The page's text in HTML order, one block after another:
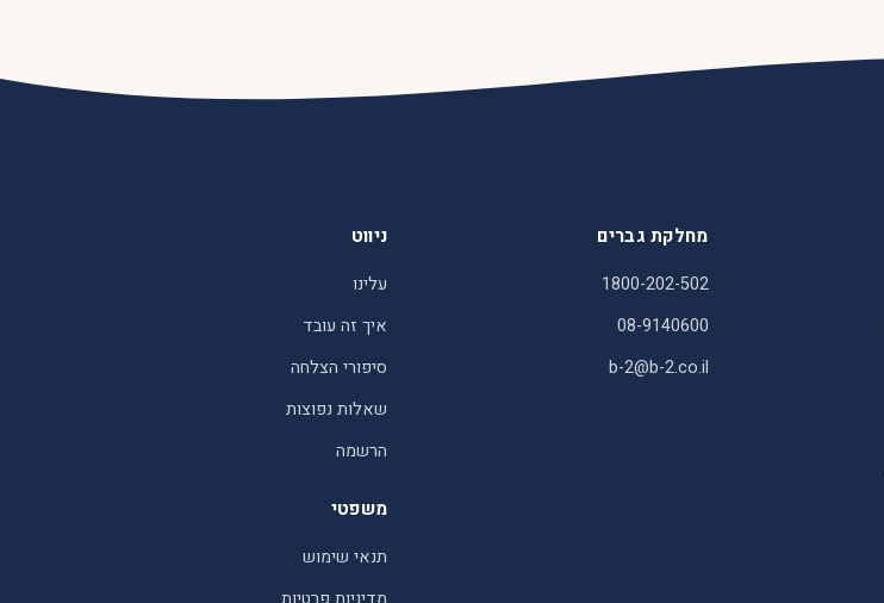
מחלקת גברים
1800-202-502
08-9140600
b-2@b-2.co.il
ניווט
עלינו
איך זה עובד
סיפורי הצלחה
שאלות נפוצות
הרשמה
משפטי
תנאי שימוש